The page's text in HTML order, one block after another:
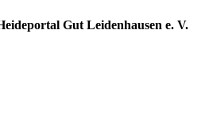
Gut Leidenhausen e. V.